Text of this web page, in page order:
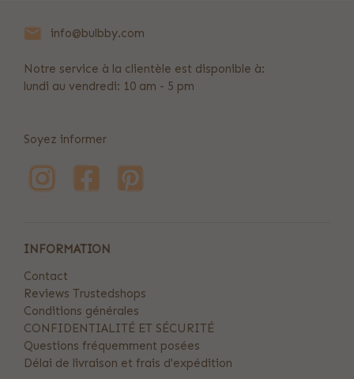
info@bulbby.com
Notre service à la clientèle est disponible à:
lundi au vendredi: 10 am - 5 pm
Soyez informer
INFORMATION
Contact
Reviews Trustedshops
Conditions générales
CONFIDENTIALITÉ ET SÉCURITÉ
Questions fréquemment posées
Délai de livraison et frais d'expédition